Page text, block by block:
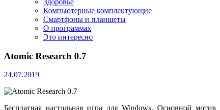
Здоровье
Компьютерные комплектующие
Смартфоны и планшеты
О программах
Это интересно
Atomic Research 0.7
24.07.2019
Бесплатная настольная игра для Windows. Основной мотив